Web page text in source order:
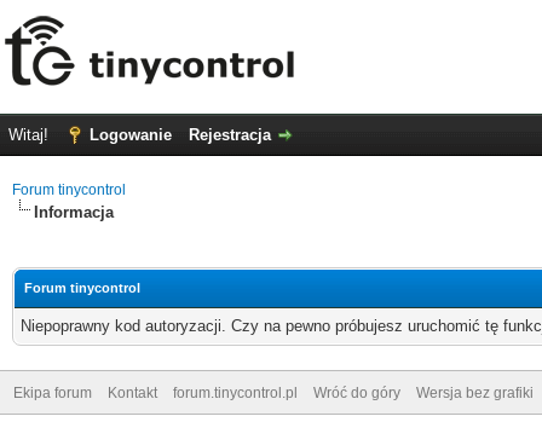
Witaj! Logowanie Rejestracja
Forum tinycontrol
Informacja
Forum tinycontrol
Niepoprawny kod autoryzacji. Czy na pewno próbujesz uruchomić tę
Ekipa forum Kontakt forum.tinycontrol.pl Wróć do góry Wersja bez grafiki